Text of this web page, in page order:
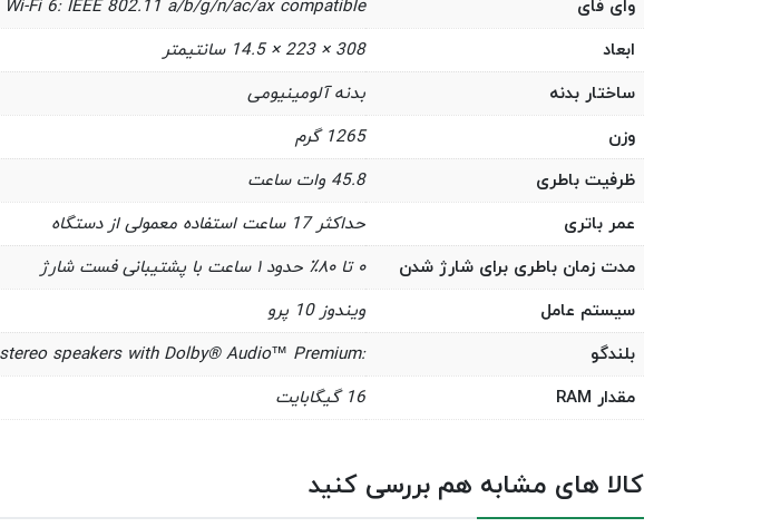
وای فای
Wi-Fi 6: IEEE 802.11 a/b/g/n/ac/ax compatible
ابعاد
308 × 223 × 14.5 سانتیمتر
ساختار بدنه
بدنه آلومینیومی
وزن
1265 گرم
ظرفیت باطری
45.8 وات ساعت
عمر باتری
حداکثر 17 ساعت استفاده معمولی از دستگاه
مدت زمان باطری برای شارژ شدن
۰ تا ۸۰٪ حدود ۱ ساعت با پشتیبانی فست شارژ
سیستم عامل
ویندوز 10 پرو
بلندگو
:OmniSonic stereo speakers with Dolby® Audio™ Premium
مقدار RAM
16 گیگابایت
کالا های مشابه هم بررسی کنید